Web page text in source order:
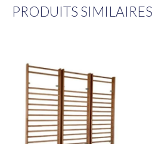
PRODUITS SIMILAIRES